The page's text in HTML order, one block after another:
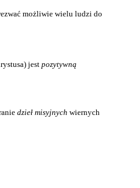
możliwie wielu ludzi do
jest pozytywną
dzieł misyjnych wiernych